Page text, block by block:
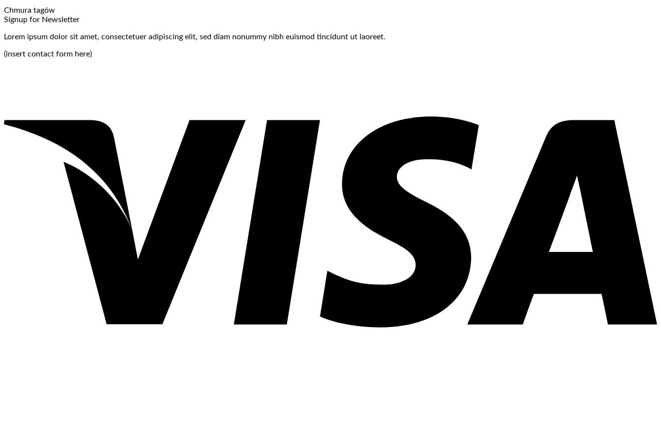
Chmura tagów
Signup for Newsletter
Lorem ipsum dolor sit amet, consectetuer adipiscing elit, sed diam nonummy nibh euismod tincidunt ut laoreet.
(insert contact form here)